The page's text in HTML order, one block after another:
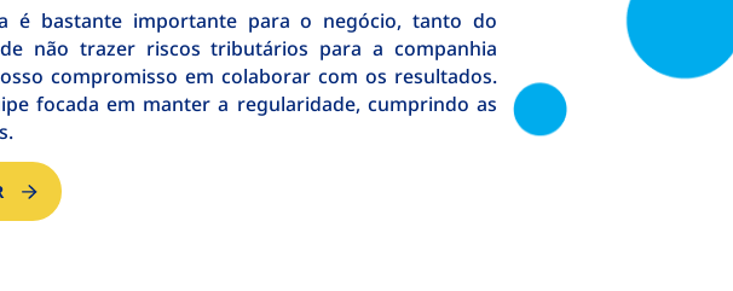
é bastante importante para o negócio, tanto do
não trazer riscos tributários para a companhia
compromisso em colaborar com os resultados.
focada em manter a regularidade, cumprindo as